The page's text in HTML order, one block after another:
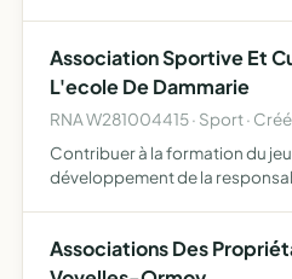
Association Sportive Et
L'ecole De Dammarie
RNA W281004415 · Sport ·
Contribuer à la formation du
développement de la
Associations Des